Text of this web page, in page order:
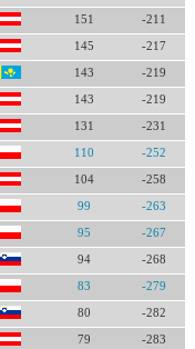
151 -211
145 -217
143 -219
143 -219
131 -231
110 -252
104 -258
99 -263
95 -267
94 -268
83 -279
80 -282
79 -283